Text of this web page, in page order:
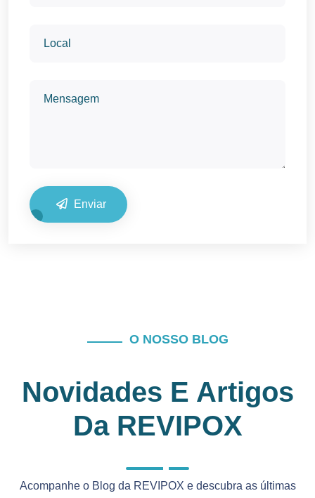
Enviar
O NOSSO BLOG
Novidades E Artigos
Da REVIPOX
Acompanhe o Blog da REVIPOX e descubra as últimas